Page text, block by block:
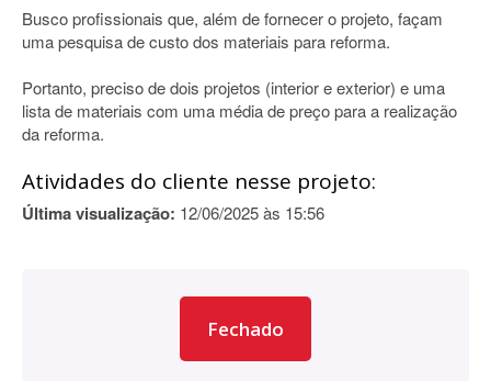
Busco profissionais que, além de fornecer o projeto, façam
uma pesquisa de custo dos materiais para reforma.
Portanto, preciso de dois projetos (interior e exterior) e uma
lista de materiais com uma média de preço para a realização
da reforma.
Atividades do cliente nesse projeto:
Última visualização: 12/06/2025 às 15:56
Fechado